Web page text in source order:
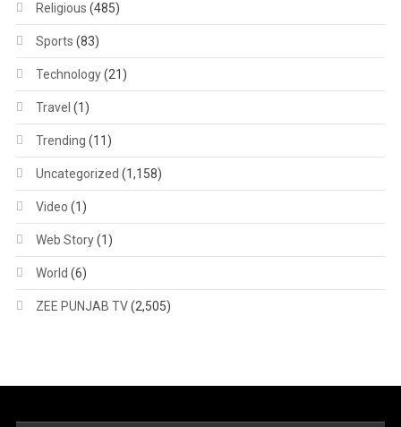
Religious (485)
Sports (83)
Technology(21)
Travel (1)
Trending (11)
Uncategorized (1,158)
Video (1)
Web Story(1)
World (6)
ZEE PUNJAB TV(2,505)